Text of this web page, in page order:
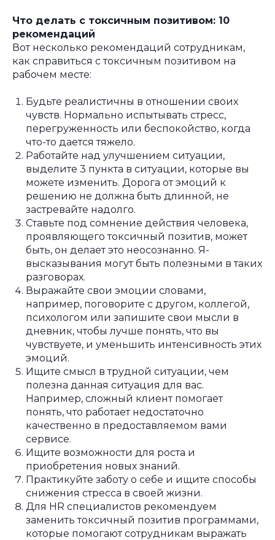
Что делать с токсичным позитивом: 10
рекомендаций
Вот несколько рекомендаций сотрудникам,
как справиться с токсичным позитивом на
рабочем месте:
Будьте реалистичны в отношении своих
чувств. Нормально испытывать стресс,
перегруженность или беспокойство, когда
что-то дается тяжело.
Работайте над улучшением ситуации,
выделите 3 пункта в ситуации, которые вы
можете изменить. Дорога от эмоций к
решению не должна быть длинной, не
застревайте надолго.
Ставьте под сомнение действия человека,
проявляющего токсичный позитив, может
быть, он делает это неосознанно. Я-
высказывания могут быть полезными в таких
разговорах.
Выражайте свои эмоции словами,
например, поговорите с другом, коллегой,
психологом или запишите свои мысли в
дневник, чтобы лучше понять, что вы
чувствуете, и уменьшить интенсивность этих
эмоций.
Ищите смысл в трудной ситуации, чем
полезна данная ситуация для вас.
Например, сложный клиент помогает
понять, что работает недостаточно
качественно в предоставляемом вами
сервисе.
Ищите возможности для роста и
приобретения новых знаний.
Практикуйте заботу о себе и ищите способы
снижения стресса в своей жизни.
Для HR специалистов рекомендуем
заменить токсичный позитив программами,
которые помогают сотрудникам выражать